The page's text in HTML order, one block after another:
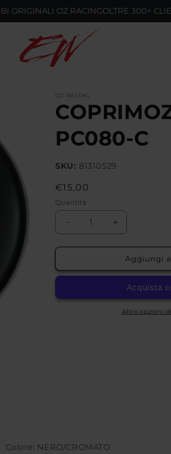
OZ RACING OLTRE 300+ CLIENTI
OZ RACING
PC080-C
SKU: 81310529
Prezzo
di
listino
€15,00
Quantità
Diminuisci
quantità
per
COPRIMOZZO
MSW
Aumenta
quantità
per
MSW
Aggiungi
Altre opzioni
Colore: NERO/CROMATO